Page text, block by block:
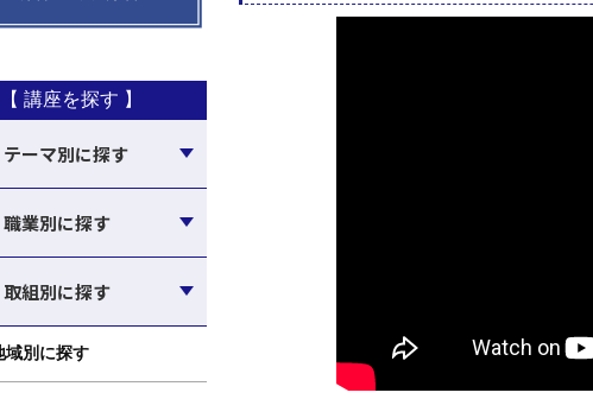
【 講座を探す 】
テーマ別に探す
職業別に探す
取組別に探す
域別に探す